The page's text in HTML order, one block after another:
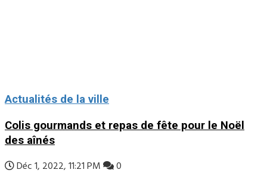
Actualités de la ville
Colis gourmands et repas de fête pour le Noël
des aînés
Déc 1, 2022, 11:21 PM
0